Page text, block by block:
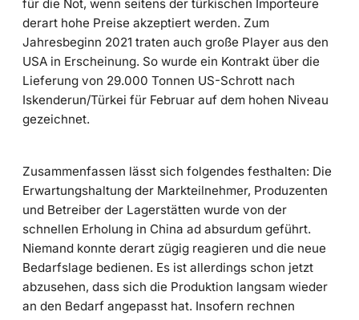
für die Not, wenn seitens der türkischen Importeure
derart hohe Preise akzeptiert werden. Zum
Jahresbeginn 2021 traten auch große Player aus den
USA in Erscheinung. So wurde ein Kontrakt über die
Lieferung von 29.000 Tonnen US-Schrott nach
Iskenderun/Türkei für Februar auf dem hohen Niveau
gezeichnet.
Zusammenfassen lässt sich folgendes festhalten: Die
Erwartungshaltung der Markteilnehmer, Produzenten
und Betreiber der Lagerstätten wurde von der
schnellen Erholung in China ad absurdum geführt.
Niemand konnte derart zügig reagieren und die neue
Bedarfslage bedienen. Es ist allerdings schon jetzt
abzusehen, dass sich die Produktion langsam wieder
an den Bedarf angepasst hat. Insofern rechnen